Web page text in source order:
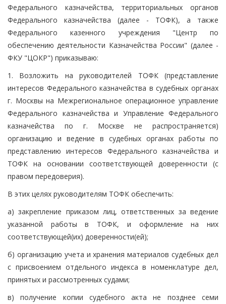
Федерального казначейства, территориальных органов
Федерального казначейства (далее - ТОФК), а также
Федерального казенного учреждения "Центр по
обеспечению деятельности Казначейства России" (далее -
ФКУ "ЦОКР") приказываю:
1. Возложить на руководителей ТОФК (представление
интересов Федерального казначейства в судебных органах
г. Москвы на Межрегиональное операционное управление
Федерального казначейства и Управление Федерального
казначейства по г. Москве не распространяется)
организацию и ведение в судебных органах работы по
представлению интересов Федерального казначейства и
ТОФК на основании соответствующей доверенности (с
правом передоверия).
В этих целях руководителям ТОФК обеспечить:
а) закрепление приказом лиц, ответственных за ведение
указанной работы в ТОФК, и оформление на них
соответствующей(их) доверенности(ей);
б) организацию учета и хранения материалов судебных дел
с присвоением отдельного индекса в номенклатуре дел,
принятых и рассмотренных судами;
в) получение копии судебного акта не позднее семи